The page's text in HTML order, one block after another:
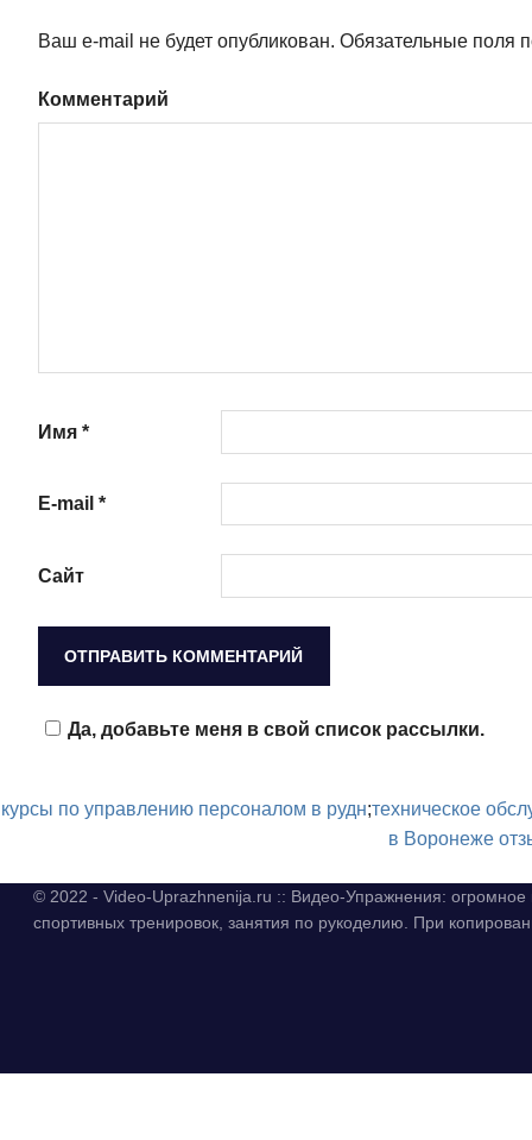
Ваш e-mail не будет опубликован. Обязательные поля
Комментарий
Имя *
E-mail *
Сайт
Да, добавьте меня в свой список рассылки.
курсы по управлению персоналом в рудн;техническое
в Воронеже
© 2022 - Video-Uprazhnenija.ru :: Видео-Упражнения:
спортивных тренировок, занятия по рукоделию. При